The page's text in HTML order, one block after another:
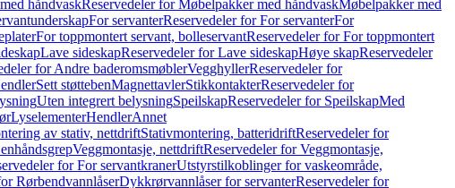
håndvaskReservedeler for Møbelpakker med håndvaskMøbelpakker med
For servanterReservedeler for For servanterFor
For toppmontert servant, bolleservantReservedeler for For toppmontert
Lave sideskapReservedeler for Lave sideskapHøye skapReservedeler
for Andre baderomsmøblerVegghyllerReservedeler for
Sett støttebenMagnettavlerStikkontakterReservedeler for
Uten integrert belysningSpeilskapReservedeler for SpeilskapMed
LyselementerHendlerAnnet
av stativ, nettdriftStativmontering, batteridriftReservedeler for
Veggmontasje, nettdriftReservedeler for Veggmontasje,
for For servantkranerUtstyrstilkoblinger for vaskeområde,
RørbendvannlåserDykkrørvannlåser for servanterReservedeler for